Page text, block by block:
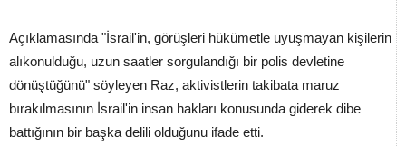
Açıklamasında "İsrail'in, görüşleri hükümetle uyuşmayan kişilerin
alıkonulduğu, uzun saatler sorgulandığı bir polis devletine
dönüştüğünü" söyleyen Raz, aktivistlerin takibata maruz
bırakılmasının İsrail'in insan hakları konusunda giderek dibe
battığının bir başka delili olduğunu ifade etti.